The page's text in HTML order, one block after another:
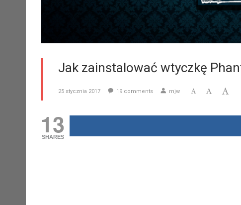
Jak zainstalować wtyczkę
25 stycznia 2017 19 comments mjw
13
SHARES